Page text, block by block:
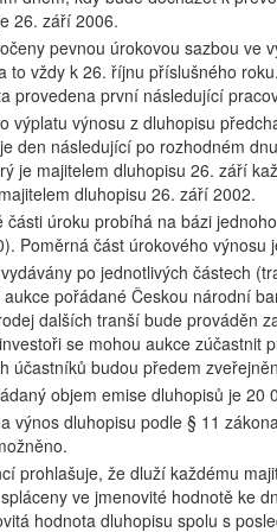
26. září 2006.
pevnou úrokovou sazbou ve
to vždy k 26. říjnu příslušného
provedena první následující
výplatu výnosu z dluhopisu
den následující po rozhodném
je majitelem dluhopisu 26. září
dluhopisu 26. září 2002.
části úroku probíhá na bázi
Poměrná část úrokového
po jednotlivých částech
pořádané Českou národní
dalších tranší bude prováděn
se mohou aukce zúčastnit
účastníků budou předem
objem emise dluhopisů je 20
výnos dluhopisu podle § 11
prohlašuje, že dluží každému
ve jmenovité hodnotě ke
hodnota dluhopisu spolu s